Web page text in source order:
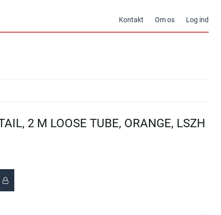
Kontakt Om os Log ind
2 M LOOSE TUBE, ORANGE, LSZH